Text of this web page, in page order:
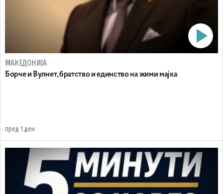
МАКЕДОНИЈА
Борче и Вулнет, братство и единство на жими мајка
пред 1 ден